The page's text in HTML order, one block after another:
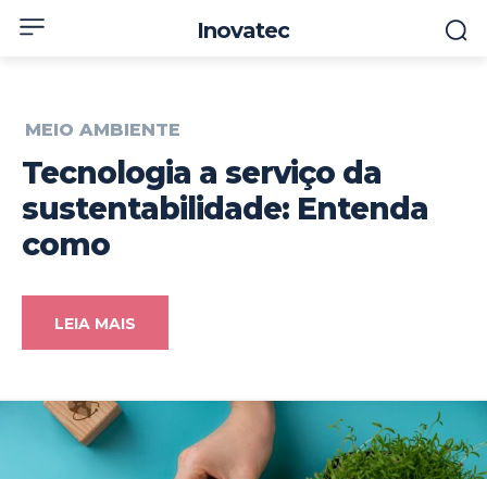
Inovatec
MEIO AMBIENTE
Tecnologia a serviço da
sustentabilidade: Entenda
como
LEIA MAIS